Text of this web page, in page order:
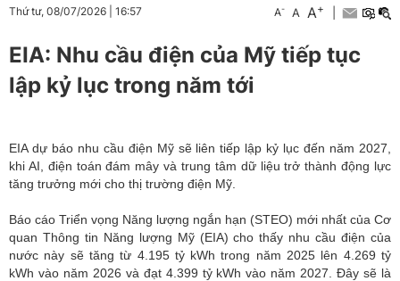
Thứ tư, 08/07/2026 16:57 A- A A+
EIA: Nhu cầu điện của Mỹ tiếp tục
lập kỷ lục trong năm tới
EIA dự báo nhu cầu điện Mỹ sẽ liên tiếp lập kỷ lục đến năm 2027,
khi AI, điện toán đám mây và trung tâm dữ liệu trở thành động lực
tăng trưởng mới cho thị trường điện Mỹ.
Báo cáo Triển vọng Năng lượng ngắn hạn (STEO) mới nhất của Cơ
quan Thông tin Năng lượng Mỹ (EIA) cho thấy nhu cầu điện của
nước này sẽ tăng từ 4.195 tỷ kWh trong năm 2025 lên 4.269 tỷ
kWh vào năm 2026 và đạt 4.399 tỷ kWh vào năm 2027. Đây sẽ là